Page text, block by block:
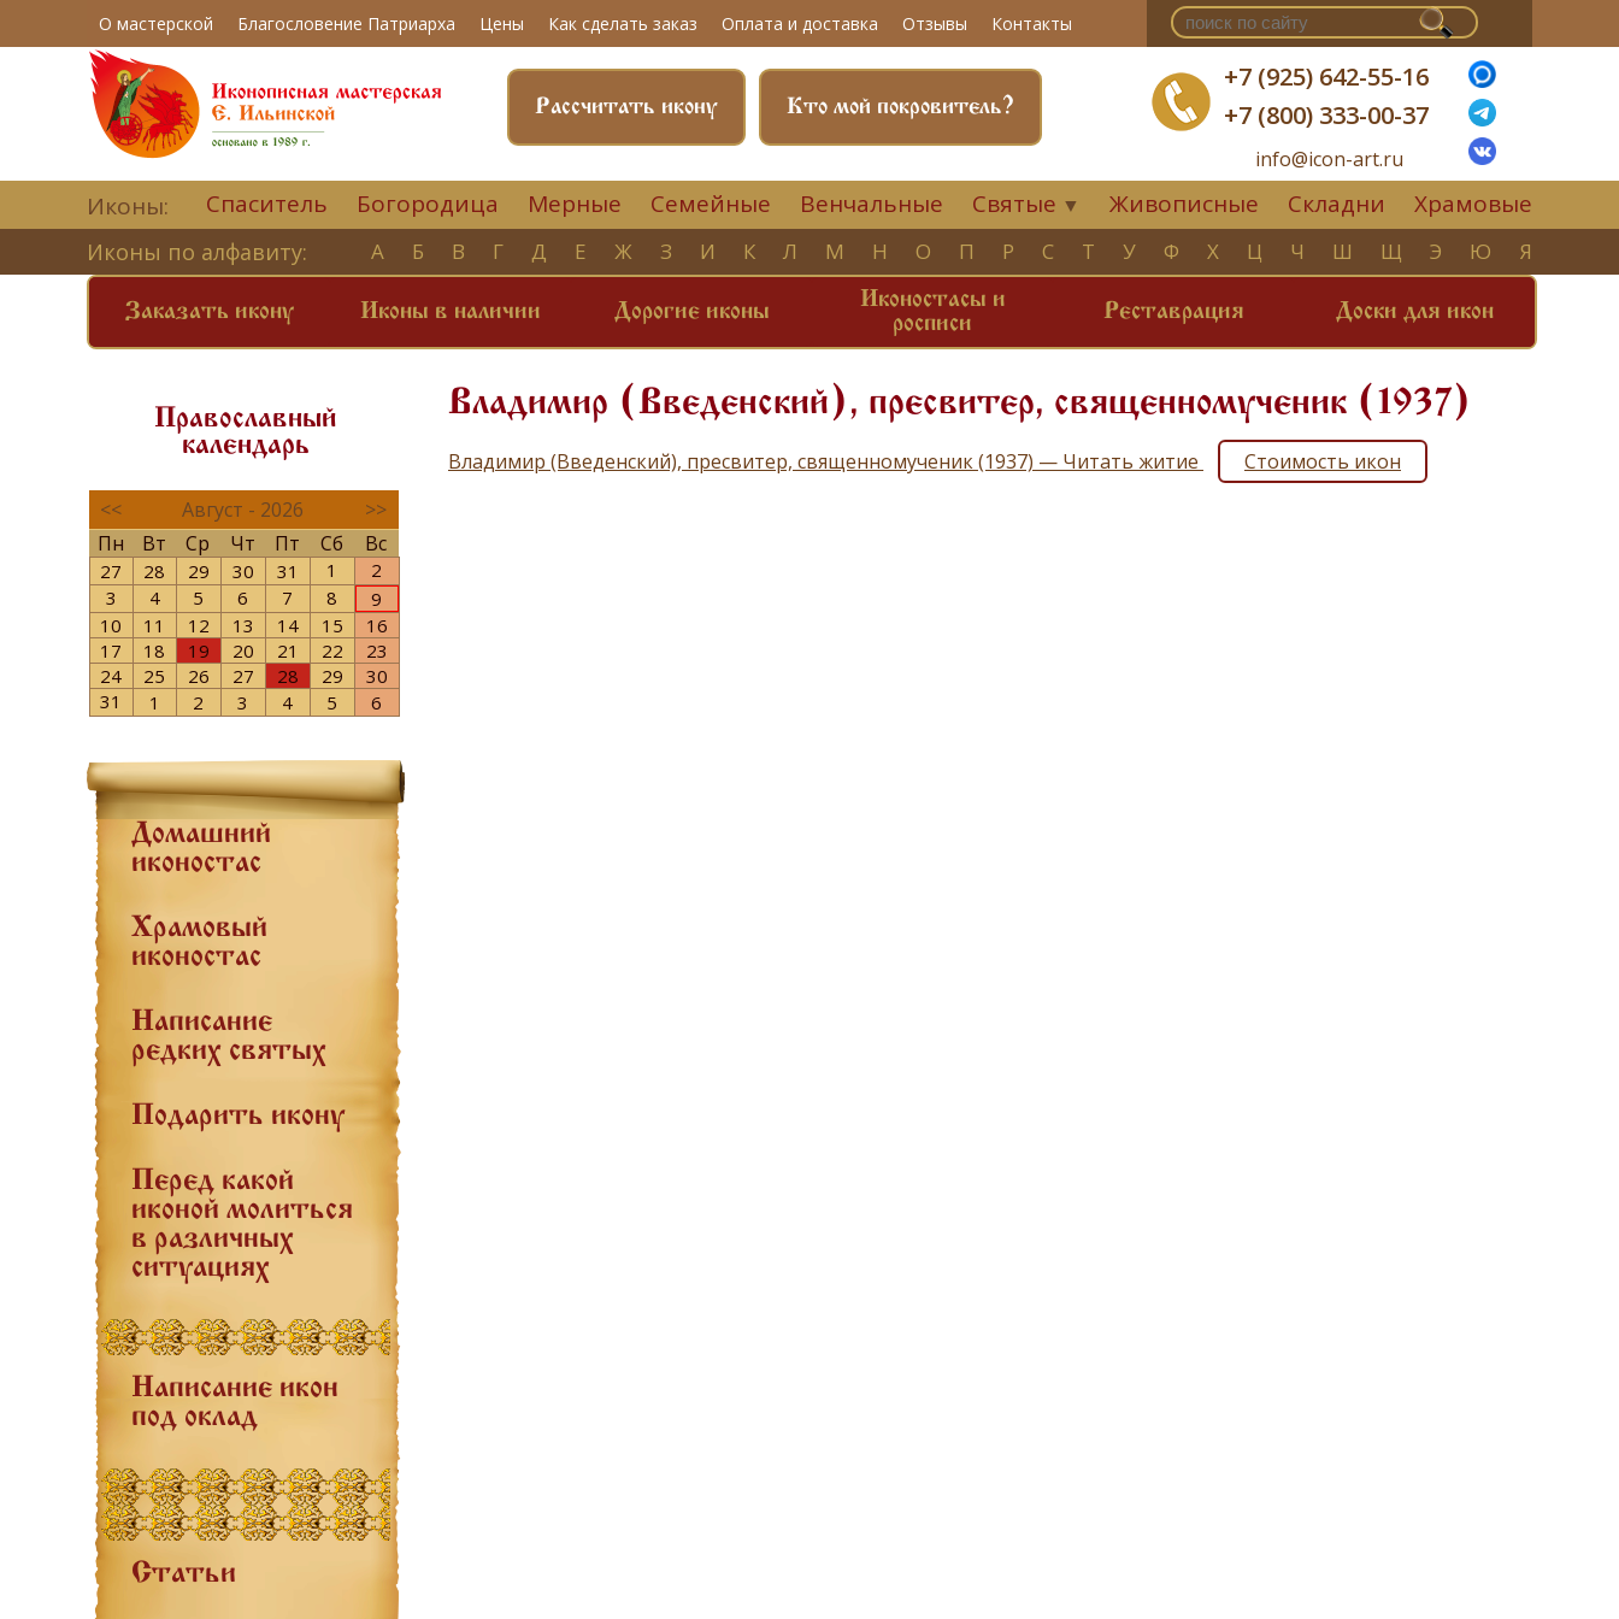
О мастерской Благословение Патриарха Цены Как сделать заказ Оплата и доставка Отзывы Контакты
+7 (925) 642-55-16
+7 (800) 333-00-37
info@icon-art.ru
Кто мой покровитель?
Рассчитать икону
Иконы: Спаситель Богородица Мерные Семейные Венчальные Святые ▼ Живописные Складни Храмовые
Иконы по алфавиту: А Б В Г Д Е Ж З И К Л М Н О П Р С Т У Ф Х Ц Ч Ш Щ Э Ю Я
Заказать икону Иконы в наличии Дорогие иконы
Иконостасы и
росписи
Реставрация Доски для икон
Православный
календарь
<< Август - 2026
>>
Пн
Вт Ср Чт Пт Сб Вс
27 28 29 30 31 1
2
3
4 5 6 7 8
9
10
11 12 13 14 15
16
17
18 19 20 21 22
23
24
25 26 27 28 29
30
31
1 2 3 4 5 6
Домашний
иконостас
Храмовый
иконостас
Написание
редких святых
Подарить икону
Перед какой
иконой молиться
в различных
ситуациях
Написание икон
под оклад
Статьи
Владимир (Введенский), пресвитер, священномученик (1937)
Владимир (Введенский), пресвитер, священномученик (1937) — Читать житие Стоимость икон